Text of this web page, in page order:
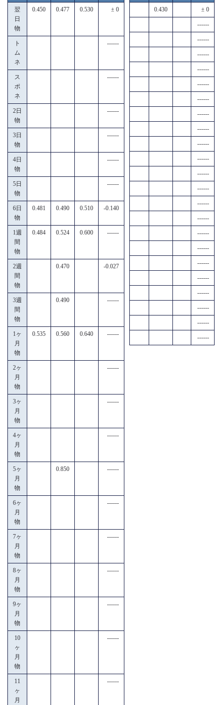
翌
日
物
0.450 0.477 0.530 ± 0
ト
ム
ネ
------
ス
ポ
ネ
------
2日
物
------
3日
物
------
4日
物
------
5日
物
------
6日
物
0.481 0.490 0.510 -0.140
1週
間
物
0.484 0.524 0.600 ------
2週
間
物
0.470 -0.027
3週
間
物
0.490 ------
1ヶ
月
物
0.535 0.560 0.640 ------
2ヶ
月
物
------
3ヶ
月
物
------
4ヶ
月
物
------
5ヶ
月
物
0.850 ------
6ヶ
月
物
------
7ヶ
月
物
------
8ヶ
月
物
------
9ヶ
月
物
------
10
ヶ
月
物
------
11
ヶ
月
------
0.430 ± 0
------
------
------
------
------
------
------
------
------
------
------
------
------
------
------
------
------
------
------
------
------
------